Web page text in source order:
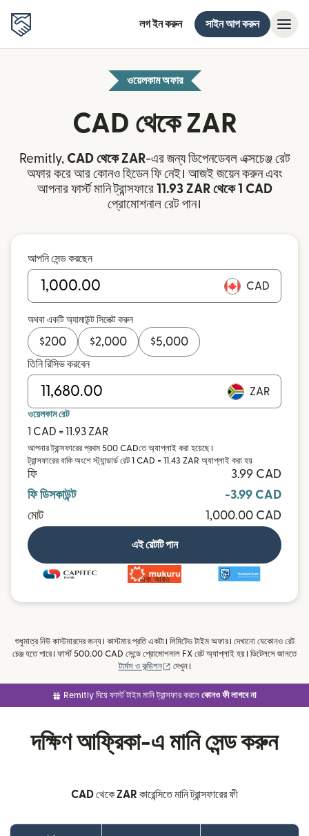
লগ ইন করুন সাইন আপ করুন
ওয়েলকাম অফার
CAD থেকে ZAR
Remitly, CAD থেকে ZAR-এর জন্য ডিপেনডেবল এক্সচেঞ্জ রেট
অফার করে আর কোনও হিডেন ফি নেই। আজই জয়েন করুন এবং
আপনার ফার্স্ট মানি ট্রান্সফারে 11.93 ZAR থেকে 1 CAD
প্রোমোশনাল রেট পান।
আপনি সেন্ড করছেন
CAD
অথবা একটি অ্যামাউন্ট সিলেক্ট করুন
$200 $2,000 $5,000
তিনি রিসিভ করবেন
ZAR
ওয়েলকাম রেট
1 CAD = 11.93 ZAR
আপনার ট্রান্সফারের প্রথম 500 CADতে অ্যাপ্লাই করা হয়েছে।
ট্রান্সফারের বাকি অংশে স্ট্যান্ডার্ড রেট 1 CAD = 11.43 ZAR অ্যাপ্লাই করা হয়
ফি
3.99 CAD
ফি ডিসকাউন্ট
-3.99 CAD
মোট
1,000.00 CAD
এই রেটটি পান
এবং আরও
শুধুমাত্র নিউ কাস্টমারদের জন্য। কাস্টমার প্রতি একটা। লিমিটেড টাইম অফার। দেখানো যেকোনও রেট
চেঞ্জ হতে পারে। ফার্স্ট 500.00 CAD সেন্ডে প্রোমোশনাল FX রেট অ্যাপ্লাই হয়। ডিটেলসে জানতে
টার্মস ও কন্ডিশন
(নতুন উইন্ডোতে খুলবে)
দেখুন।
Remitly দিয়ে ফার্স্ট টাইম মানি ট্রান্সফার করলে কোনও ফী লাগবে না
দক্ষিণ আফ্রিকা-এ মানি সেন্ড করুন
CADথেকেZAR কারেন্সিতে মানি ট্রান্সফারের ফী